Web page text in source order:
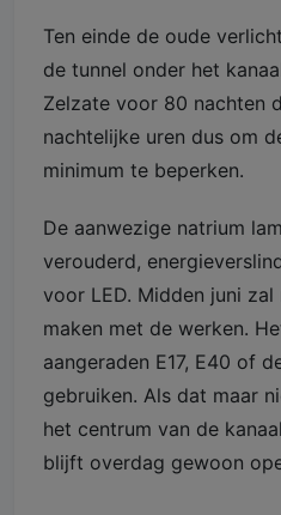
Ten einde de oude
de tunnel onder het
Zelzate voor 80 nachten
nachtelijke uren dus om
minimum te beperken.
De aanwezige natrium
verouderd,
voor LED. Midden juni zal
maken met de werken.
aangeraden E17, E40 of
gebruiken. Als dat maar
het centrum van de
blijft overdag gewoon